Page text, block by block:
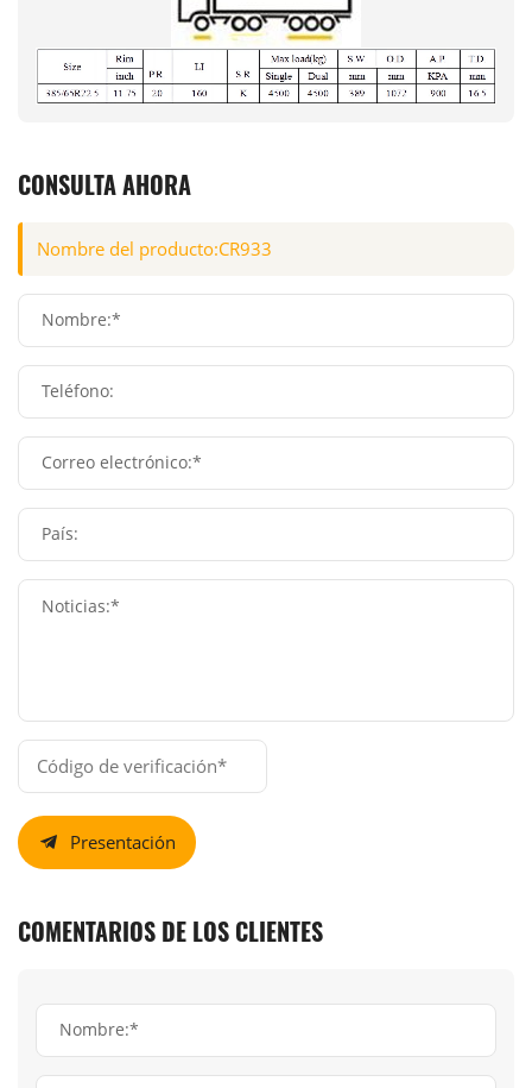
CONSULTA AHORA
Nombre:*
Teléfono:
Correo electrónico:*
País:
Noticias:*
Presentación
COMENTARIOS DE LOS CLIENTES
Nombre:*